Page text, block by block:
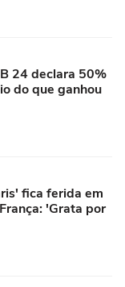
24 declara 50%
do que ganhou
fica ferida em
'Grata por